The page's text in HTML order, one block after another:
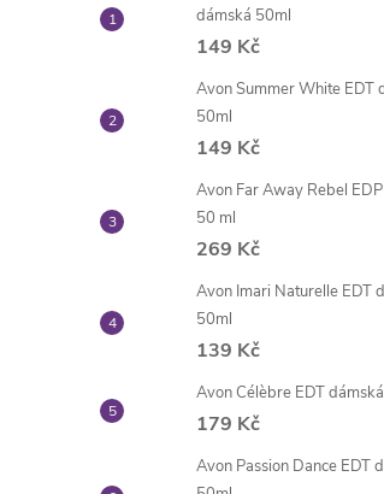
dámská 50ml
149 Kč
Avon Summer White EDT
50ml
149 Kč
Avon Far Away Rebel
50 ml
269 Kč
Avon Imari Naturelle EDT
50ml
139 Kč
Avon Célèbre EDT
179 Kč
Avon Passion Dance EDT